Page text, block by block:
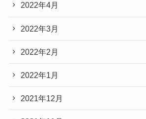
2022年4月
2022年3月
2022年2月
2022年1月
2021年12月